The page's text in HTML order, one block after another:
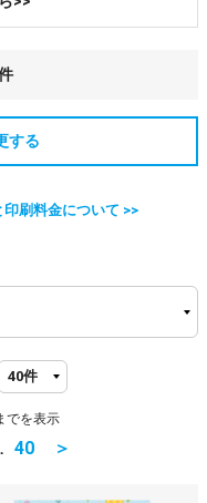
する
刷料金について >>
でを表示
40 ＞